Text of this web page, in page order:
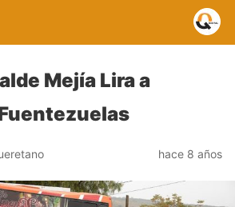
Mejía Lira a
hace 8 años